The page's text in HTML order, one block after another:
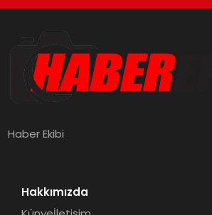
Haber Ekibi
Hakkımızda